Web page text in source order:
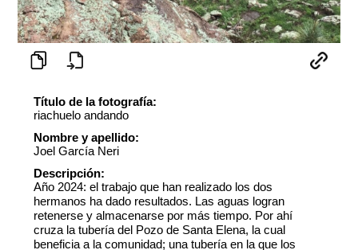
Título de la fotografía:
riachuelo andando
Nombre y apellido:
Joel García Neri
Descripción:
Año 2024: el trabajo que han realizado los dos
hermanos ha dado resultados. Las aguas logran
retenerse y almacenarse por más tiempo. Por ahí
cruza la tubería del Pozo de Santa Elena, la cual
beneficia a la comunidad; una tubería en la que los